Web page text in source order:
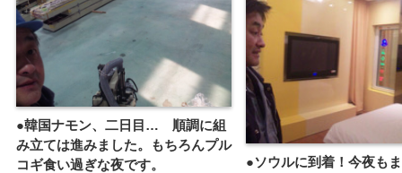
●韓国ナモン、二日目… 順調に組
み立ては進みました。もちろんプル
コギ食い過ぎな夜です。
●ソウルに到着！今夜も